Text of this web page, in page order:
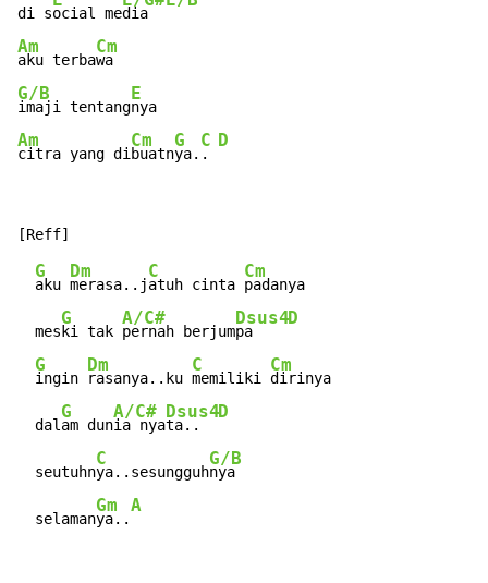
di social media
Am
aku terba
Cm
G/B
imaji tentang
E
Am
citra yang di
Cm
buatn
G
ya.
C
.
D
G
aku
Dm
merasa..j
C
atuh cinta
Cm
padanya
  mes
G
ki tak
A/C#
pernah berjum
Dsus4
pa
D
G
ingin
Dm
rasanya..ku
C
memiliki
Cm
dirinya
  dal
G
am dun
A/C#
ia nya
Dsus4
ta..
D
  seutuhn
C
ya..sesungguh
G/B
nya
  selaman
Gm
ya..
A